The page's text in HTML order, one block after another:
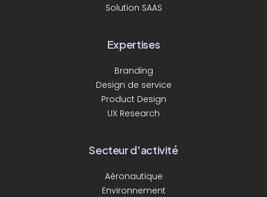
Solution SAAS
Expertises
Branding
Design de service
Product Design
UX Research
Secteur d'activité
Aéronautique
Environnement